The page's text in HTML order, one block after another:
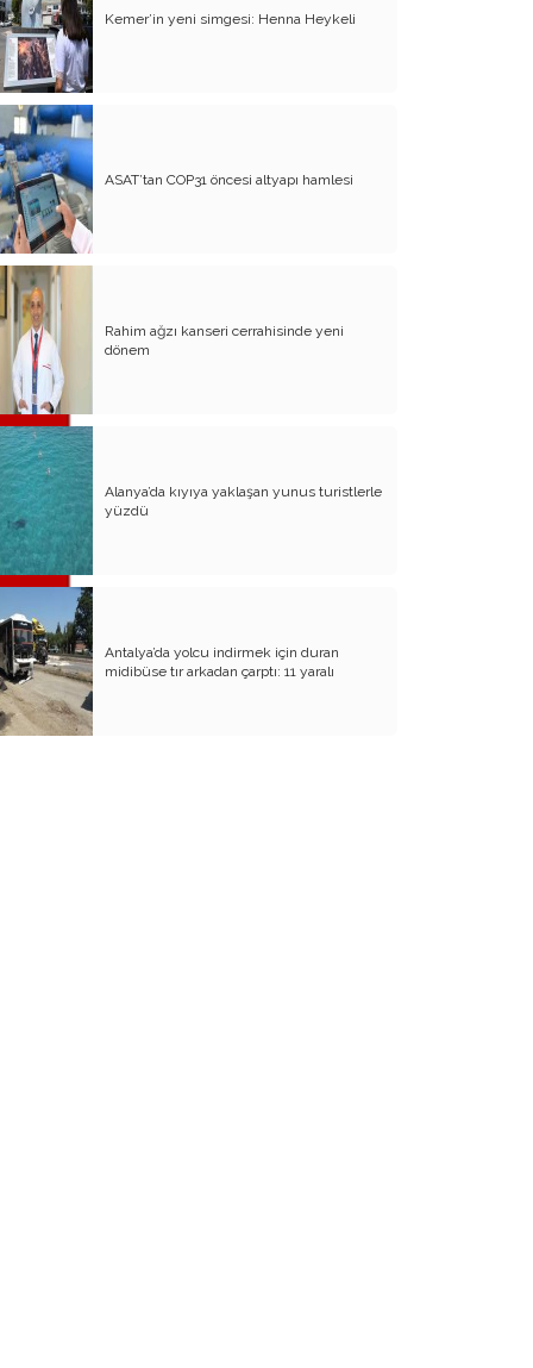
Kemer’in yeni simgesi: Henna Heykeli
ASAT’tan COP31 öncesi altyapı hamlesi
Rahim ağzı kanseri cerrahisinde yeni
dönem
Alanya’da kıyıya yaklaşan yunus turistlerle
yüzdü
Antalya’da yolcu indirmek için duran
midibüse tır arkadan çarptı: 11 yaralı